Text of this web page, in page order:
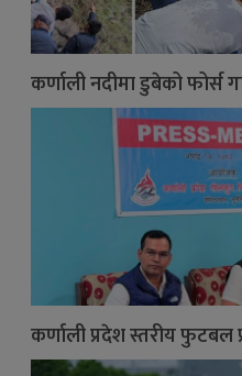
कर्णाली नदीमा डुबेको फोर्स
कर्णाली प्रदेश स्तरीय फुटबल